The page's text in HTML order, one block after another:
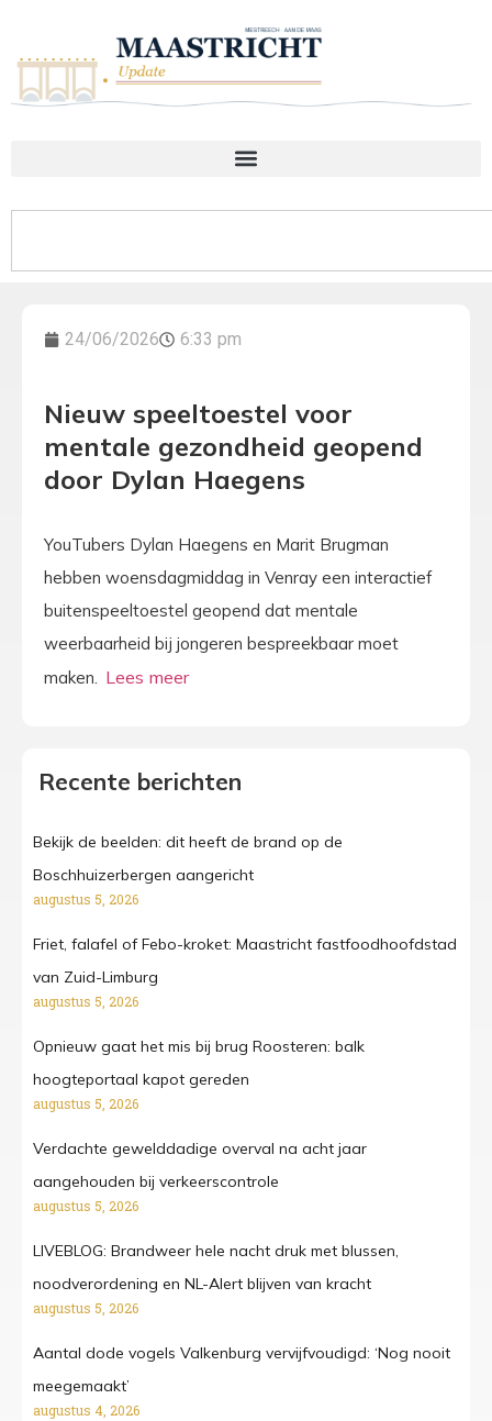
24/06/2026 6:33 pm
Nieuw speeltoestel voor
mentale gezondheid geopend
door Dylan Haegens
YouTubers Dylan Haegens en Marit Brugman
hebben woensdagmiddag in Venray een interactief
buitenspeeltoestel geopend dat mentale
weerbaarheid bij jongeren bespreekbaar moet
maken.
Recente berichten
Bekijk de beelden: dit heeft de brand op de
Boschhuizerbergen aangericht
augustus 5, 2026
Friet, falafel of Febo-kroket: Maastricht fastfoodhoofdstad
van Zuid-Limburg
augustus 5, 2026
Opnieuw gaat het mis bij brug Roosteren: balk
hoogteportaal kapot gereden
augustus 5, 2026
Verdachte gewelddadige overval na acht jaar
aangehouden bij verkeerscontrole
augustus 5, 2026
LIVEBLOG: Brandweer hele nacht druk met blussen,
noodverordening en NL-Alert blijven van kracht
augustus 5, 2026
Aantal dode vogels Valkenburg vervijfvoudigd: ‘Nog nooit
meegemaakt’
augustus 4, 2026